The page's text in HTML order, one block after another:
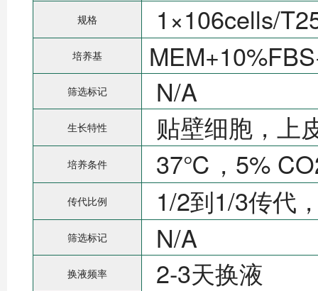
规格 1×106cells/
培养基
筛选标记 N/A
生长特性 贴壁细胞，上
培养条件 37℃，5%
传代比例 1/2到1/3传代
筛选标记 N/A
换液频率 2-3天换液